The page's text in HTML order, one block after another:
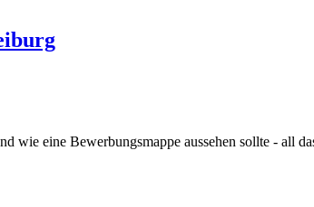
wie eine Bewerbungsmappe aussehen sollte - all